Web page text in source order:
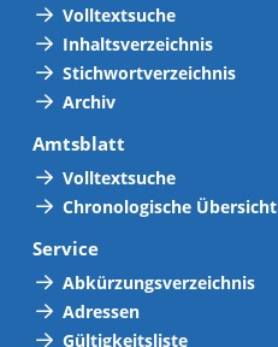
Volltextsuche
Inhaltsverzeichnis
Stichwortverzeichnis
Archiv
Amtsblatt
Volltextsuche
Chronologische Übersicht
Service
Abkürzungsverzeichnis
Adressen
Gültigkeitsliste